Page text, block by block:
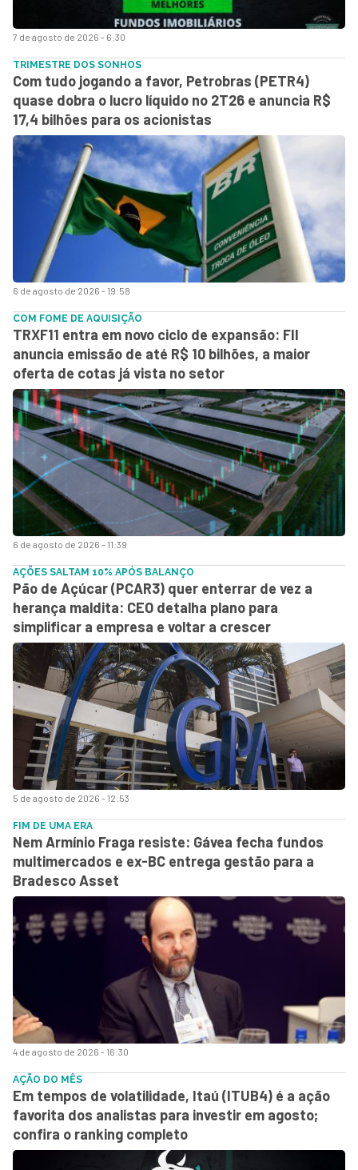
7 de agosto de 2026 - 6:30
6 de agosto de 2026 - 19:58
TRIMESTRE DOS SONHOS
Com tudo jogando a favor, Petrobras (PETR4)
quase dobra o lucro líquido no 2T26 e anuncia R$
17,4 bilhões para os acionistas
6 de agosto de 2026 - 11:39
COM FOME DE AQUISIÇÃO
TRXF11 entra em novo ciclo de expansão: FII
anuncia emissão de até R$ 10 bilhões, a maior
oferta de cotas já vista no setor
5 de agosto de 2026 - 12:53
AÇÕES SALTAM 10% APÓS BALANÇO
Pão de Açúcar (PCAR3) quer enterrar de vez a
herança maldita: CEO detalha plano para
simplificar a empresa e voltar a crescer
4 de agosto de 2026 - 16:30
FIM DE UMA ERA
Nem Armínio Fraga resiste: Gávea fecha fundos
multimercados e ex-BC entrega gestão para a
Bradesco Asset
AÇÃO DO MÊS
Em tempos de volatilidade, Itaú (ITUB4) é a ação
favorita dos analistas para investir em agosto;
confira o ranking completo